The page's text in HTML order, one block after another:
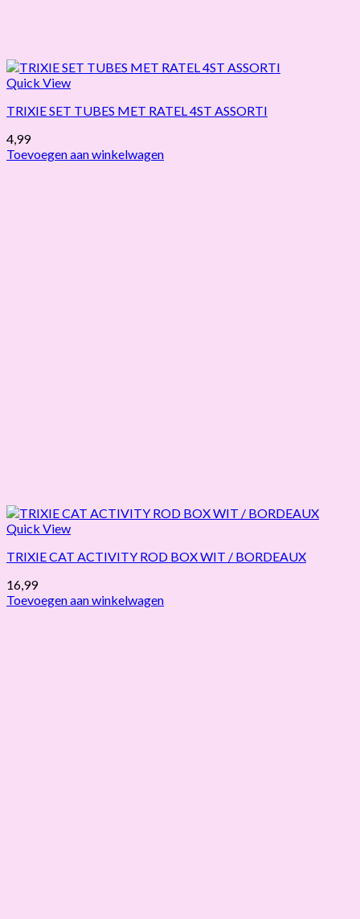
Quick View
TRIXIE SET TUBES MET RATEL 4ST ASSORTI
4,99
Toevoegen aan winkelwagen
Quick View
TRIXIE CAT ACTIVITY ROD BOX WIT / BORDEAUX
16,99
Toevoegen aan winkelwagen